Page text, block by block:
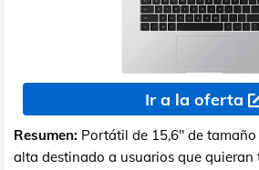
Ir a la oferta
Resumen: Portátil de 15,6" de
alta destinado a usuarios que